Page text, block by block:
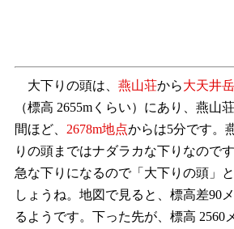
大下りの頭は、 燕山荘から大天井岳
（標高 2655mくらい）にあり、燕山
間ほど、 2678m地点からは5分です。
りの頭まではナダラカな下りなので
急な下りになるので「大下りの頭」
しょうね。地図で見ると、標高差90
るようです。下った先が、標高 2560